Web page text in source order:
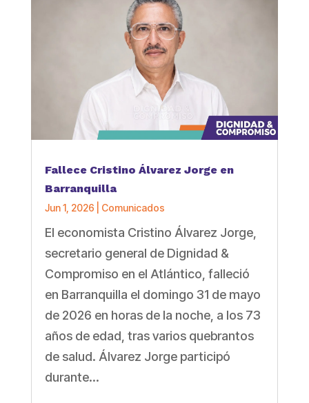
Fallece Cristino Álvarez Jorge en
Barranquilla
Jun 1, 2026 Comunicados
El economista Cristino Álvarez Jorge,
secretario general de Dignidad &
Compromiso en el Atlántico, falleció
en Barranquilla el domingo 31 de mayo
de 2026 en horas de la noche, a los 73
años de edad, tras varios quebrantos
de salud. Álvarez Jorge participó
durante...